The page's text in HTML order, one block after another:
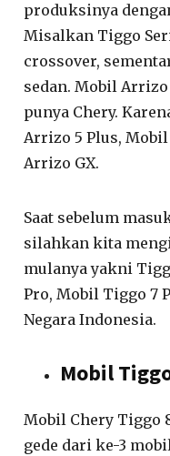
produksinya
Misalkan Tiggo
crossover,
sedan. Mobil
punya Chery.
Arrizo 5 Plus,
Arrizo GX.
Saat sebelum
silahkan kita
mulanya yakni
Pro, Mobil Tiggo 7
Negara Indonesia.
Mobil
Mobil Chery Tiggo
gede dari ke-3